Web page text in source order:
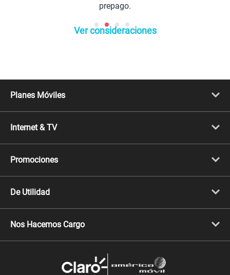
prepago.
Ver consideraciones
Planes Móviles
Línea Nueva
Línea Adicional
Migración
Internet & TV
Internet + TV
Mejora tu plan
Promociones
Celulares iPhone
Celulares Samsung
Celulares Motorola
De Utilidad
Llamada por llamada
Comprobantes electrónicos
Consulta de IMEI
Nos Hacemos Cargo
Consulta de reclamos
Adquirientes iPhone 6, 6S y SE